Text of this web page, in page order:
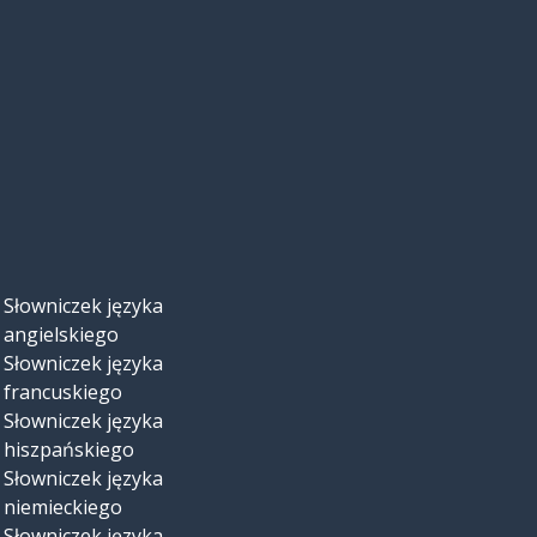
Słowniczek języka
angielskiego
Słowniczek języka
francuskiego
Słowniczek języka
hiszpańskiego
Słowniczek języka
niemieckiego